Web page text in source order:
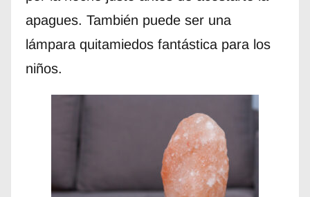
apagues. También puede ser una
lámpara quitamiedos fantástica para los
niños.